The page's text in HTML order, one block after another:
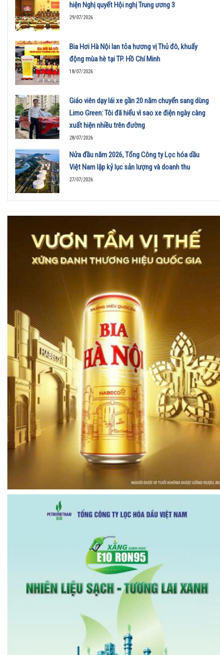
hiện Nghị quyết Hội nghị Trung ương 3
29/07/2026
Bia Hơi Hà Nội lan tỏa hương vị Thủ đô, khuấy
động mùa hè tại TP. Hồ Chí Minh
18/07/2026
Giáo viên dạy lái xe gần 20 năm chuyển sang dùng
Limo Green: Tôi đã hiểu vì sao xe điện ngày càng
xuất hiện nhiều trên đường
28/07/2026
Nửa đầu năm 2026, Tổng Công ty Lọc hóa dầu
Việt Nam lập kỷ lục sản lượng và doanh thu
27/07/2026